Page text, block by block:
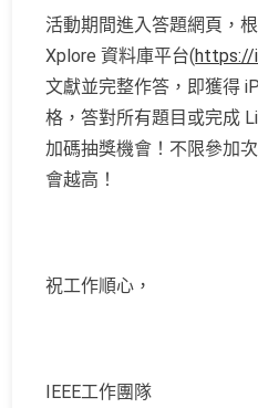
活動期間進入答題網頁，
Xplore 資料庫平台(https://
文獻並完整作答，即獲得
格，答對所有題目或完成
加碼抽獎機會！不限參加次
會越高！
祝工作順心，
IEEE工作團隊